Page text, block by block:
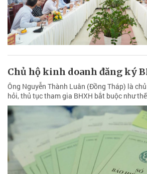
Chủ hộ kinh doanh đăng ký
Ông Nguyễn Thành Luân (Đồng Tháp) là
hỏi, thủ tục tham gia BHXH bắt buộc như